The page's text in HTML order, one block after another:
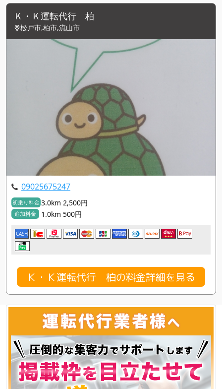
Ｋ・Ｋ運転代行 柏
松戸市,柏市,流山市
09025675247
初乗り料金 3.0km 2,500円
追加料金 1.0km 500円
CASH
Ｋ・Ｋ運転代行 柏の料金詳細を見る